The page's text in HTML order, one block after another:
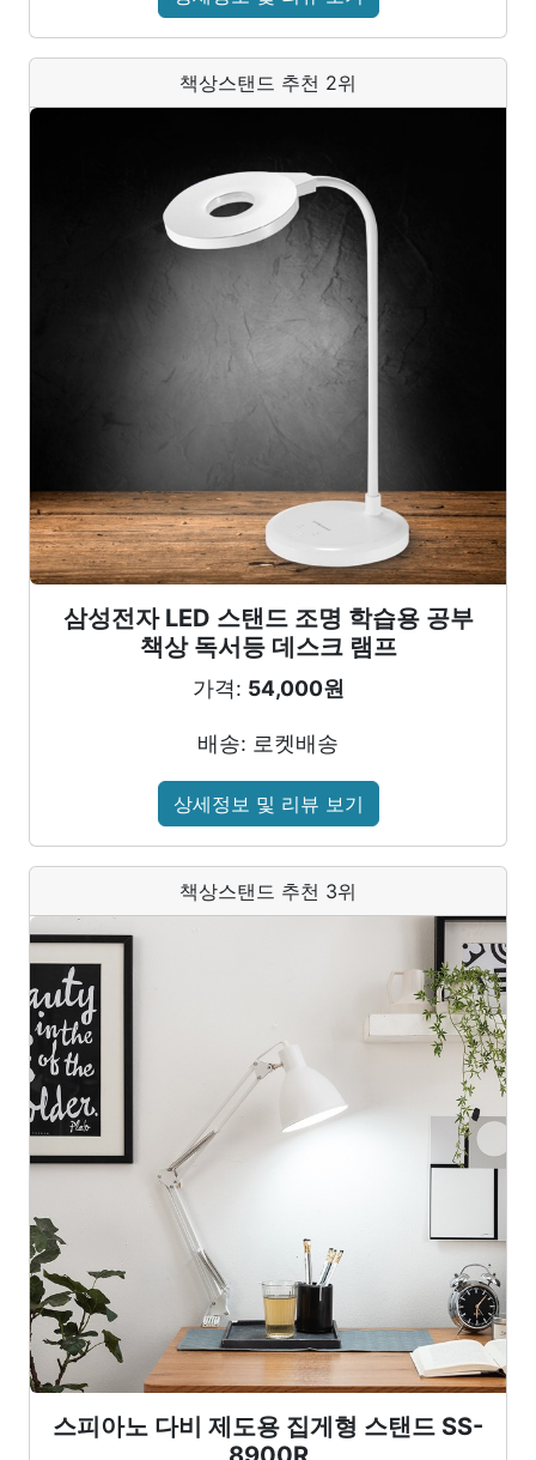
책상스탠드 추천 2위
삼성전자 LED 스탠드 조명 학습용 공부
책상 독서등 데스크 램프
가격: 54,000원
배송: 로켓배송
상세정보 및 리뷰 보기
책상스탠드 추천 3위
스피아노 다비 제도용 집게형 스탠드 SS-